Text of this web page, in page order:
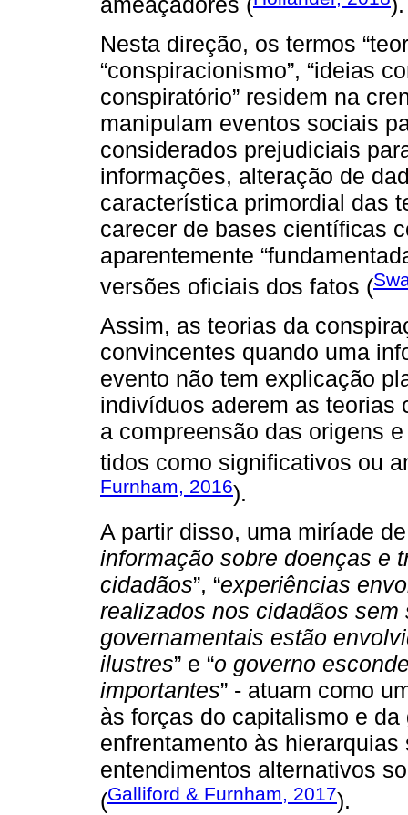
ameaçadores (
).
Nesta direção, os termos
“conspiracionismo”, “ideias
conspiratório” residem na
manipulam eventos sociais
considerados prejudiciais
informações, alteração de
característica primordial das
carecer de bases científicas
aparentemente
versões oficiais dos fatos (
Assim, as teorias da
convincentes quando uma
evento não tem explicação
indivíduos aderem as teorias
a compreensão das origens
tidos como significativos ou
Furnham, 2016).
A partir disso, uma miríade
informação sobre doenças e
cidadãos”, “experiências
realizados nos cidadãos sem
governamentais estão
ilustres” e “o governo
importantes” - atuam como
às forças do capitalismo e
enfrentamento às
entendimentos alternativos
(Galliford & Furnham, 2017).